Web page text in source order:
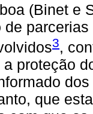
(Binet e
de
3,
proteção
que